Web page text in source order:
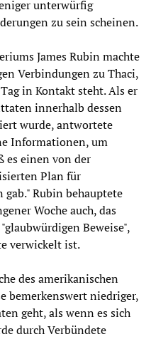
unterwürfig
zu sein scheinen.
James Rubin machte
Verbindungen zu Thaci,
in Kontakt steht. Als er
innerhalb dessen
wurde, antwortete
Informationen, um
es einen von der
Plan für
Rubin behauptete
Woche auch, das
Beweise",
verwickelt ist.
des amerikanischen
bemerkenswert niedriger,
geht, als wenn es sich
durch Verbündete